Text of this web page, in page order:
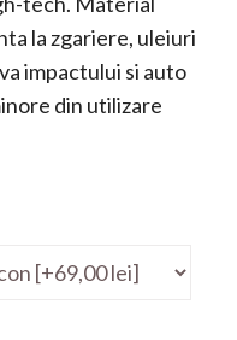
la zgariere, uleiuri
impactului si auto
din utilizare